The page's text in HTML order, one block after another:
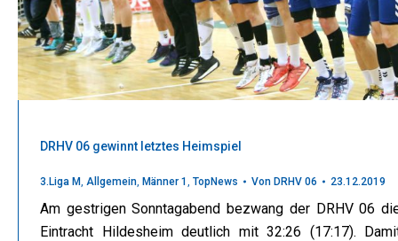
DRHV 06 gewinnt letztes Heimspiel
3.Liga M, Allgemein, Männer 1 , TopNews Von DRHV 06 23.12.2019
Am gestrigen Sonntagabend bezwang der DRHV 06
Eintracht Hildesheim deutlich mit 32:26 (17:17).